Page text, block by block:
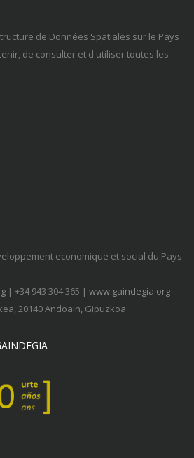
de Données Spatiales sur le Pays
de consulter et d'utiliser toutes les
economique et social du Pays
| +34 943 304 365 | www.gaindegia.org
20140 Andoain, Gipuzkoa